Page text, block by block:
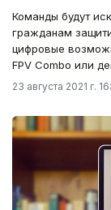
Команды будут
гражданам
цифровые
FPV Combo или
23 августа 2021 г.